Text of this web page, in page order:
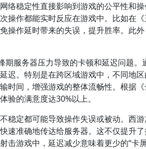
络稳定性直接影响到游戏的公平性和
操作都能实时反应在游戏中。比如在
操作延时带来的失误，提升胜率。此
服务器压力导致的卡顿和延迟问题。
迟。特别是在跨区域游戏中，不同地
时间，增强游戏的整体流畅性。根据
验的满意度达30%以上。
稳定都可能导致操作失误或被动。西
速准确地传达给服务器。这不仅提升
游戏中，延迟减少意味着更少的“卡